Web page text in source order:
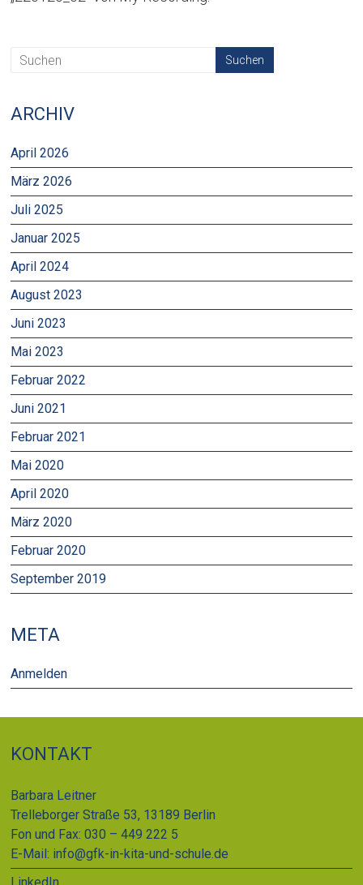
ARCHIV
April 2026
März 2026
Juli 2025
Januar 2025
April 2024
August 2023
Juni 2023
Mai 2023
Februar 2022
Juni 2021
Februar 2021
Mai 2020
April 2020
März 2020
Februar 2020
September 2019
META
Anmelden
KONTAKT
Barbara Leitner
Trelleborger Straße 53, 13189 Berlin
Fon und Fax: 030 – 449 222 5
E-Mail: info@gfk-in-kita-und-schule.de